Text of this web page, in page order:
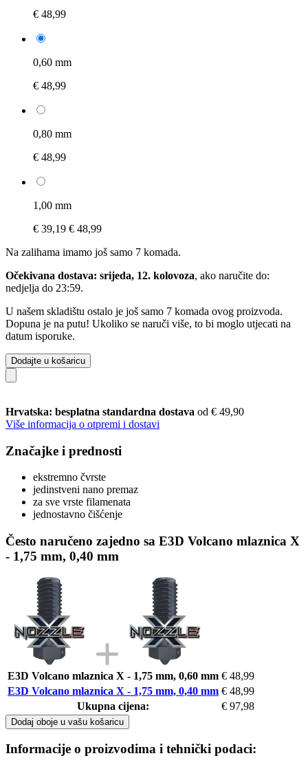
€ 48,99
0,60 mm
€ 48,99
0,80 mm
€ 48,99
1,00 mm
€ 39,19 € 48,99
Na zalihama imamo još samo 7 komada.
Očekivana dostava: srijeda, 12. kolovoza, ako naručite do:
nedjelja do 23:59.
U našem skladištu ostalo je još samo 7 komada ovog proizvoda.
Dopuna je na putu! Ukoliko se naruči više, to bi moglo utjecati na
datum isporuke.
Dodajte u košaricu
Hrvatska: besplatna standardna dostava od € 49,90
Više informacija o otpremi i dostavi
Značajke i prednosti
ekstremno čvrste
jedinstveni nano premaz
za sve vrste filamenata
jednostavno čišćenje
Često naručeno zajedno sa E3D Volcano mlaznica X
- 1,75 mm, 0,40 mm
E3D Volcano mlaznica X - 1,75 mm, 0,60 mm € 48,99
E3D Volcano mlaznica X - 1,75 mm, 0,40 mm € 48,99
Ukupna cijena:
€ 97,98
Dodaj oboje u vašu košaricu
Informacije o proizvodima i tehnički podaci: